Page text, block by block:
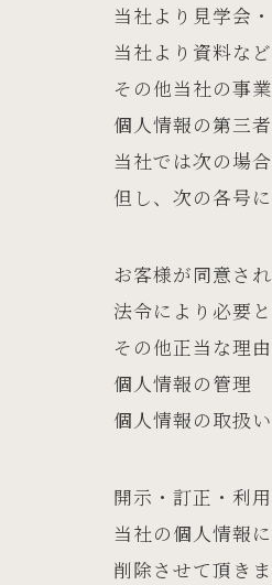
当社より見学会
当社より資料な
その他当社の事
個人情報の第三
当社では次の場
但し、次の各号
お客様が同意され
法令により必要
その他正当な理由
個人情報の管理
個人情報の取扱
開示・訂正・利
当社の個人情報
削除させて頂きま